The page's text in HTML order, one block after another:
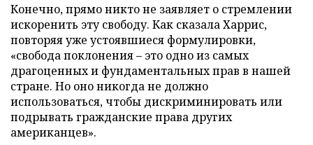
Конечно, прямо никто не заявляет о стремлении
искоренить эту свободу. Как сказала Харрис,
повторяя уже устоявшиеся формулировки,
«свобода поклонения – это одно из самых
драгоценных и фундаментальных прав в нашей
стране. Но оно никогда не должно
использоваться, чтобы дискриминировать или
подрывать гражданские права других
американцев».